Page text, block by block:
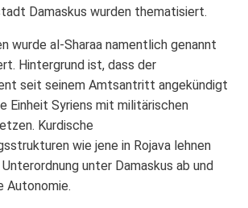
Damaskus wurden thematisiert.
wurde al-Sharaa namentlich genannt
Hintergrund ist, dass der
seit seinem Amtsantritt angekündigt
Einheit Syriens mit militärischen
Kurdische
wie jene in Rojava lehnen
unter Damaskus ab und
Autonomie.